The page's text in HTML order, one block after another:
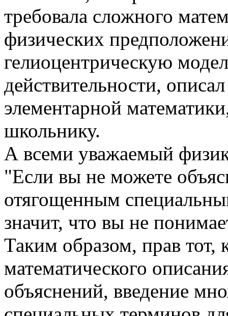
требовала сложного
физических
гелиоцентрическую
действительности,
элементарной
школьнику.
А всеми уважаемый
"Если вы не можете
отягощенным
значит, что вы не
Таким образом, прав тот,
математического
объяснений, введение